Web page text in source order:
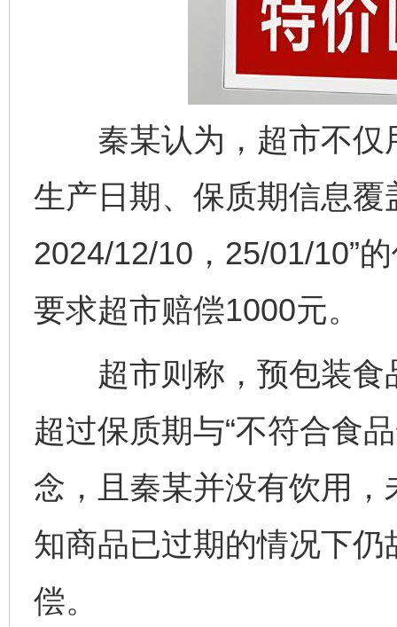
秦某认为，超市不仅
生产日期、保质期信息覆
2024/12/10，25/01/10”
要求超市赔偿1000元。
超市则称，预包装食
超过保质期与“不符合食
念，且秦某并没有饮用
知商品已过期的情况下
偿。